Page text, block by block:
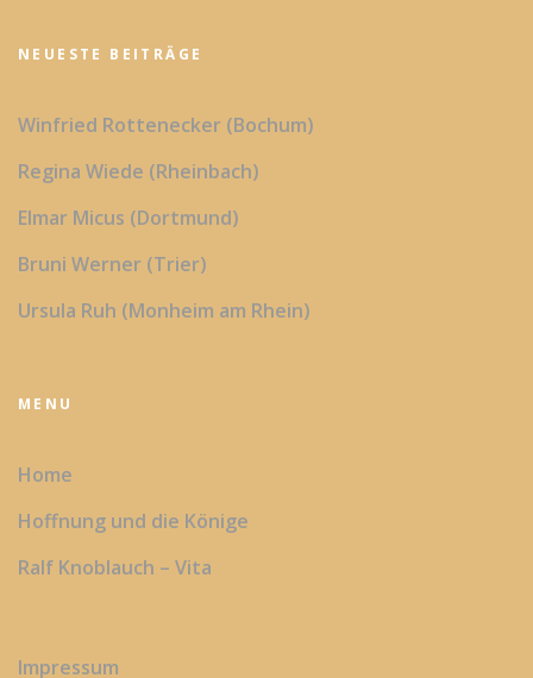
NEUESTE BEITRÄGE
Winfried Rottenecker (Bochum)
Regina Wiede (Rheinbach)
Elmar Micus (Dortmund)
Bruni Werner (Trier)
Ursula Ruh (Monheim am Rhein)
MENU
Home
Hoffnung und die Könige
Ralf Knoblauch – Vita
Impressum